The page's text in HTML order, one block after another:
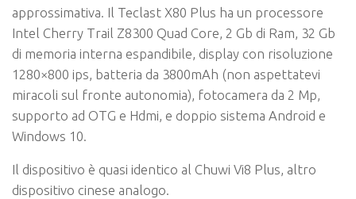
approssimativa. Il Teclast X80 Plus ha un processore
Intel Cherry Trail Z8300 Quad Core, 2 Gb di Ram, 32 Gb
di memoria interna espandibile, display con risoluzione
1280×800 ips, batteria da 3800mAh (non aspettatevi
miracoli sul fronte autonomia), fotocamera da 2 Mp,
supporto ad OTG e Hdmi, e doppio sistema Android e
Windows 10.
Il dispositivo è quasi identico al Chuwi Vi8 Plus, altro
dispositivo cinese analogo.